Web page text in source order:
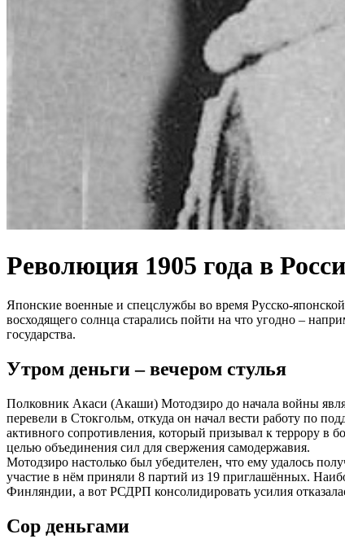
Революция 1905 года в
Японские военные и спецслужбы во время Русско-
восходящего солнца старались пойти на что угодно –
государства.
Утром деньги – вечером стулья
Полковник Акаси (Акаши) Мотодзиро до начала войны
перевели в Стокгольм, откуда он начал вести работу по
активного сопротивления, который призывал к террору в
целью объединения сил для свержения самодержавия.
Мотодзиро настолько был убедителен, что ему удалось
участие в нём приняли 8 партий из 19 приглашённых.
Финляндии, а вот РСДРП консолидировать усилия
Сор деньгами